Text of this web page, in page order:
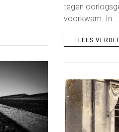
tegen
voorkwam. In…
LEES